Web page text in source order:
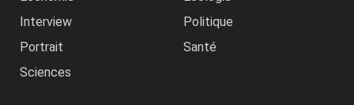
Interview
Politique
Portrait
Santé
Sciences